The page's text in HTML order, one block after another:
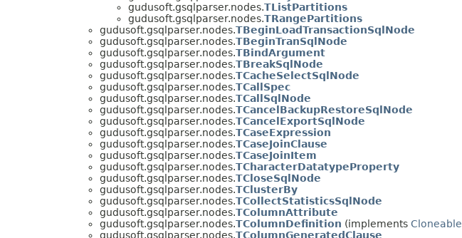
gudusoft.gsqlparser.nodes.TListPartitions
gudusoft.gsqlparser.nodes.TRangePartitions
gudusoft.gsqlparser.nodes.TBeginLoadTransactionSqlNode
gudusoft.gsqlparser.nodes.TBeginTranSqlNode
gudusoft.gsqlparser.nodes.TBindArgument
gudusoft.gsqlparser.nodes.TBreakSqlNode
gudusoft.gsqlparser.nodes.TCacheSelectSqlNode
gudusoft.gsqlparser.nodes.TCallSpec
gudusoft.gsqlparser.nodes.TCallSqlNode
gudusoft.gsqlparser.nodes.TCancelBackupRestoreSqlNode
gudusoft.gsqlparser.nodes.TCancelExportSqlNode
gudusoft.gsqlparser.nodes.TCaseExpression
gudusoft.gsqlparser.nodes.TCaseJoinClause
gudusoft.gsqlparser.nodes.TCaseJoinItem
gudusoft.gsqlparser.nodes.TCharacterDatatypeProperty
gudusoft.gsqlparser.nodes.TCloseSqlNode
gudusoft.gsqlparser.nodes.TClusterBy
gudusoft.gsqlparser.nodes.TCollectStatisticsSqlNode
gudusoft.gsqlparser.nodes.TColumnAttribute
gudusoft.gsqlparser.nodes.TColumnDefinition (implements Cloneable
gudusoft.gsqlparser.nodes.TColumnGeneratedClause